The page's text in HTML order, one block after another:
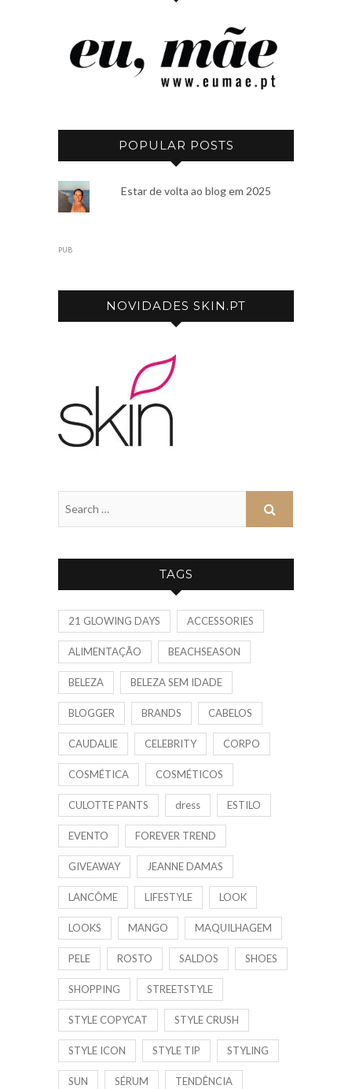
POPULAR POSTS
Estar de volta ao blog em 2025
PUB
NOVIDADES SKIN.PT
TAGS
21 GLOWING DAYS ACCESSORIES
ALIMENTAÇÃO BEACHSEASON
BELEZA BELEZA SEM IDADE
BLOGGER BRANDS CABELOS
CAUDALIE CELEBRITY CORPO
COSMÉTICA COSMÉTICOS
CULOTTE PANTS dress ESTILO
EVENTO FOREVER TREND
GIVEAWAY JEANNE DAMAS
LANCÔME LIFESTYLE LOOK
LOOKS MANGO MAQUILHAGEM
PELE ROSTO SALDOS SHOES
SHOPPING STREETSTYLE
STYLE COPYCAT STYLE CRUSH
STYLE ICON STYLE TIP STYLING
SUN SÉRUM TENDÊNCIA